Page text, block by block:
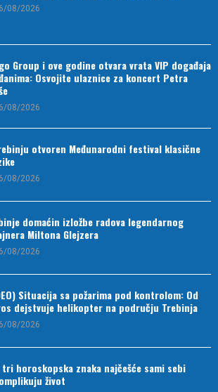
08/2026
Group i ove godine otvara vrata VIP događaja
Osvojite ulaznice za koncert Petra
08/2026
otvoren Međunarodni festival klasične
08/2026
domaćin izložbe radova legendarnog
Miltona Glejzera
08/2026
Situacija sa požarima pod kontrolom: Od
dejstvuje helikopter na području Trebinja
08/2026
tri horoskopska znaka najčešće sami sebi
život